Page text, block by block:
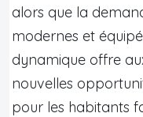
alors que la
modernes et
dynamique offre
nouvelles
pour les habitants